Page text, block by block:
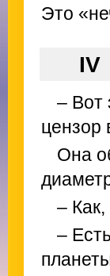
Это
IV
– Вот
цензор
Она
–
–